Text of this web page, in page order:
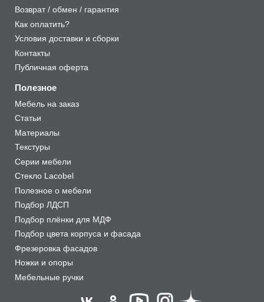
Возврат / обмен / гарантия
Как оплатить?
Условия доставки и сборки
Контакты
Публичная оферта
Полезное
Мебель на заказ
Статьи
Материалы
Текстуры
Серии мебели
Стекло Lacobel
Полезное о мебели
Подбор ЛДСП
Подбор плёнки для МДФ
Подбор цвета корпуса и фасада
Фрезеровка фасадов
Ножки и опоры
Мебельные ручки